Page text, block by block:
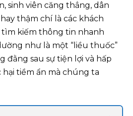
sinh viên căng thẳng, dân
thậm chí là các khách
tìm kiếm thông tin nhanh
như là một “liều thuốc”
đằng sau sự tiện lợi và hấp
tiềm ẩn mà chúng ta